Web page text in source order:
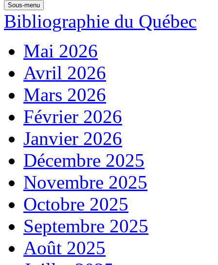
Sous-menu
Bibliographie du Québec
Mai 2026
Avril 2026
Mars 2026
Février 2026
Janvier 2026
Décembre 2025
Novembre 2025
Octobre 2025
Septembre 2025
Août 2025